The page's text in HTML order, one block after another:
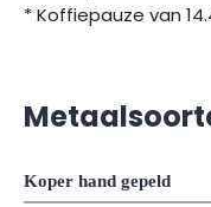
* Koffiepauze van
Koper hand gepeld